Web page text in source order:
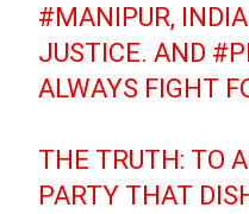
#MANIPUR,
JUSTICE. AND
ALWAYS FIGHT
THE TRUTH: TO
PARTY THAT